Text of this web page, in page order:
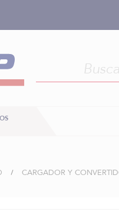
CARGADOR Y